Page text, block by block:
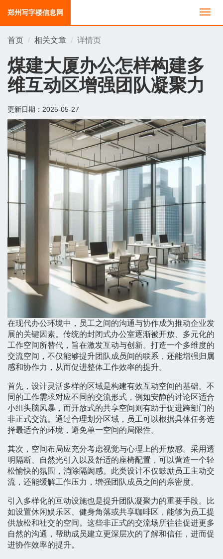
切
换
郑州写字楼信息网
首页 相关文章 详情页
煤建大厦办公怎样构建多
维互动区增强团队凝聚力
更新日期： 2025-05-27
在现代办公环境中，员工之间的沟通与协作成为推动企业发
展的关键因素。传统的封闭式办公室逐渐被开放、多元化的
工作空间所替代，旨在激发互动与创新。打造一个多维度的
交流空间，不仅能够提升团队成员间的联系，还能增强归属
感和协作力，从而促进整体工作效率的提升。
首先，设计灵活多样的区域是构建有效互动空间的基础。不
同的工作需求对应不同的交流形式，例如安静的讨论区适合
小组头脑风暴，而开放式的共享空间则有助于促进跨部门的
非正式交流。通过合理划分区域，员工可以根据具体任务选
择最适合的环境，避免单一空间的局限性。
其次，空间布局应充分考虑视觉与心理上的开放感。采用透
明隔断、自然光引入以及舒适的座椅配置，可以营造一个轻
松愉快的氛围，消除隔阂感。此类设计不仅鼓励员工主动交
流，还能缓解工作压力，增强团队成员之间的亲密度。
引入多样化的互动设施也是提升团队凝聚力的重要手段。比
如设置休闲娱乐区、健身角落或共享咖啡区，能够为员工提
供放松和社交的空间。这些非正式的交流场所往往促进更多
自然的沟通，帮助成员建立更深层次的了解和信任，进而促
进协作效率的提升。